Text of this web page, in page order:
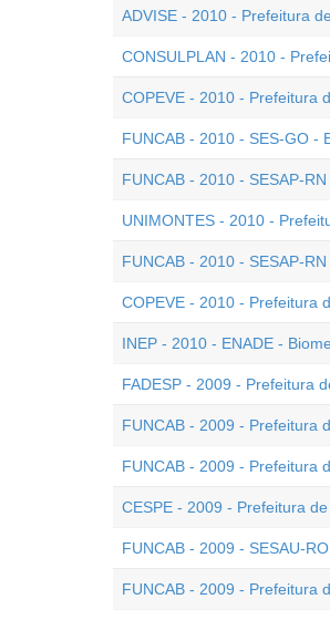
ADVISE - 2010 - Prefeitura
CONSULPLAN - 2010 -
COPEVE - 2010 - Prefeitura
FUNCAB - 2010 - SES-GO -
FUNCAB - 2010 - SESAP-
UNIMONTES - 2010 -
FUNCAB - 2010 - SESAP-
COPEVE - 2010 - Prefeitura
INEP - 2010 - ENADE -
FADESP - 2009 - Prefeitura
FUNCAB - 2009 - Prefeitura
FUNCAB - 2009 - Prefeitura
CESPE - 2009 - Prefeitura
FUNCAB - 2009 - SESAU-
FUNCAB - 2009 - Prefeitura